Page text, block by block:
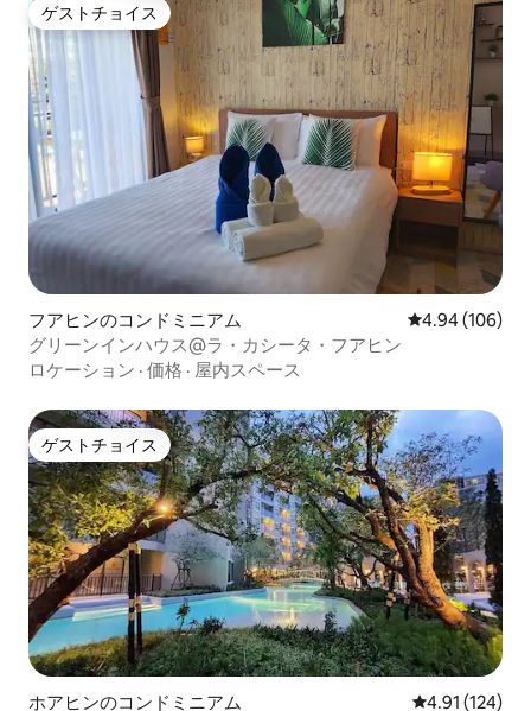
ゲストチョイス
ゲストチョイス
フアヒンのコンドミニアム レビュー106
4.94 (106)
グリーンインハウス@ラ・カシータ・フアヒン
ロケーション · 価格 · 屋内スペース
ゲストチョイス
ゲストチョイス
ホアヒンのコンドミニアム レビュー124
4.91 (124)